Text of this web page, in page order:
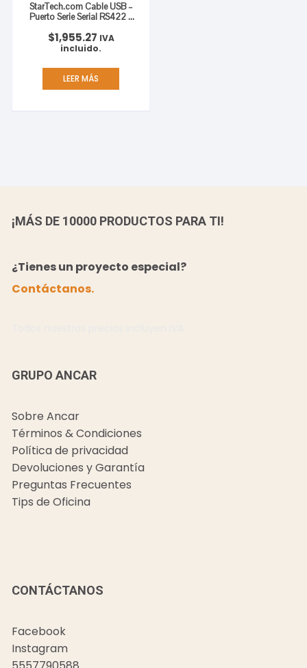
StarTech.com Cable USB –
Puerto Serie Serial RS422 y
RS422 485 DB9
RETENCION PUERTO COM
$1,955.27 IVA
incluido.
LEER MÁS
¡MÁS DE 10000 PRODUCTOS PARA TI!
¿Tienes un proyecto especial?
Contáctanos.
GRUPO ANCAR
Sobre Ancar
Términos & Condiciones
Política de privacidad
Devoluciones y Garantía
Preguntas Frecuentes
Tips de Oficina
CONTÁCTANOS
Facebook
Instagram